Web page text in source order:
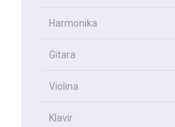
Harmonika
Gitara
Violina
Klavir